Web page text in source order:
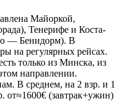
Майоркой,
Тенерифе и Коста-
— Бенидорм). В
на регулярных рейсах.
только из Минска, из
направлении.
В среднем, на 2 взр. и 1
от≈1600€ (завтрак+ужин)